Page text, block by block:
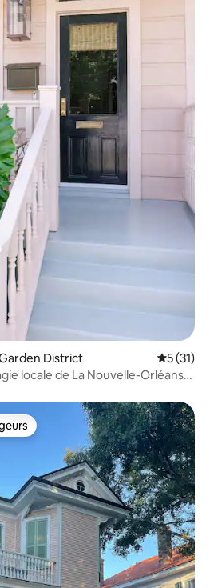
District
5 (31)
locale de La Nouvelle-Orléans.
les plus appréciés